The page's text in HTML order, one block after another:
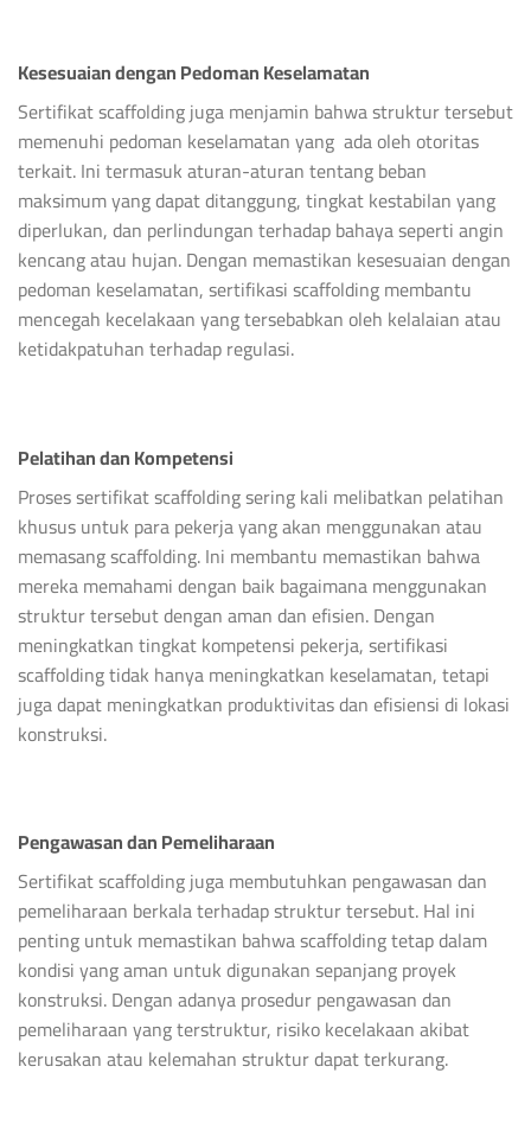
Kesesuaian dengan Pedoman Keselamatan
Sertifikat scaffolding juga menjamin bahwa struktur tersebut
memenuhi pedoman keselamatan yang ada oleh otoritas
terkait. Ini termasuk aturan-aturan tentang beban
maksimum yang dapat ditanggung, tingkat kestabilan yang
diperlukan, dan perlindungan terhadap bahaya seperti angin
kencang atau hujan. Dengan memastikan kesesuaian dengan
pedoman keselamatan, sertifikasi scaffolding membantu
mencegah kecelakaan yang tersebabkan oleh kelalaian atau
ketidakpatuhan terhadap regulasi.
Pelatihan dan Kompetensi
Proses sertifikat scaffolding sering kali melibatkan pelatihan
khusus untuk para pekerja yang akan menggunakan atau
memasang scaffolding. Ini membantu memastikan bahwa
mereka memahami dengan baik bagaimana menggunakan
struktur tersebut dengan aman dan efisien. Dengan
meningkatkan tingkat kompetensi pekerja, sertifikasi
scaffolding tidak hanya meningkatkan keselamatan, tetapi
juga dapat meningkatkan produktivitas dan efisiensi di lokasi
konstruksi.
Pengawasan dan Pemeliharaan
Sertifikat scaffolding juga membutuhkan pengawasan dan
pemeliharaan berkala terhadap struktur tersebut. Hal ini
penting untuk memastikan bahwa scaffolding tetap dalam
kondisi yang aman untuk digunakan sepanjang proyek
konstruksi. Dengan adanya prosedur pengawasan dan
pemeliharaan yang terstruktur, risiko kecelakaan akibat
kerusakan atau kelemahan struktur dapat terkurang.